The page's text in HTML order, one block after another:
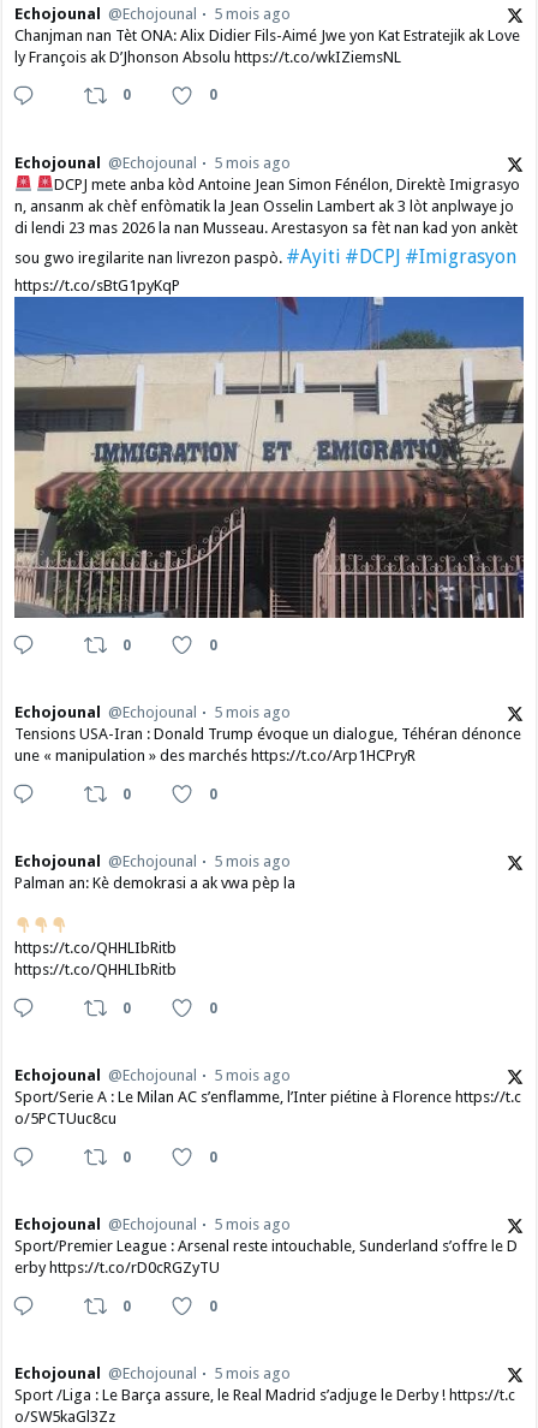
Echojounal @Echojounal
5 mois ago
Chanjman nan Tèt ONA: Alix Didier Fils-Aimé Jwe yon Kat Estratejik ak Love
ly François ak D’Jhonson Absolu https://t.co/wkIZiemsNL
0 0
Echojounal @Echojounal
5 mois ago
DCPJ mete anba kòd Antoine Jean Simon Fénélon, Direktè Imigrasyo
n, ansanm ak chèf enfòmatik la Jean Osselin Lambert ak 3 lòt anplwaye jo
di lendi 23 mas 2026 la nan Musseau. Arestasyon sa fèt nan kad yon ankèt
sou gwo iregilarite nan livrezon paspò. #Ayiti #DCPJ #Imigrasyon
https://t.co/sBtG1pyKqP
0 0
Echojounal @Echojounal
5 mois ago
Tensions USA-Iran : Donald Trump évoque un dialogue, Téhéran dénonce
une « manipulation » des marchés https://t.co/Arp1HCPryR
0 0
Echojounal @Echojounal
5 mois ago
Palman an: Kè demokrasi a ak vwa pèp la
https://t.co/QHHLIbRitb
https://t.co/QHHLIbRitb
0 0
Echojounal @Echojounal
5 mois ago
Sport/Serie A : Le Milan AC s’enflamme, l’Inter piétine à Florence https://t.c
o/5PCTUuc8cu
0 0
Echojounal @Echojounal
5 mois ago
Sport/Premier League : Arsenal reste intouchable, Sunderland s’offre le D
erby https://t.co/rD0cRGZyTU
0 0
Echojounal @Echojounal
5 mois ago
Sport /Liga : Le Barça assure, le Real Madrid s’adjuge le Derby ! https://t.c
o/SW5kaGl3Zz